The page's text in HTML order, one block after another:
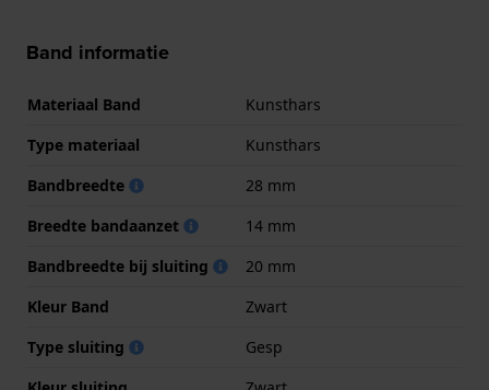
Band informatie
Materiaal Band
Kunsthars
Type materiaal
Kunsthars
Bandbreedte
28 mm
Breedte bandaanzet
14 mm
Bandbreedte bij sluiting
20 mm
Kleur Band
Zwart
Type sluiting
Gesp